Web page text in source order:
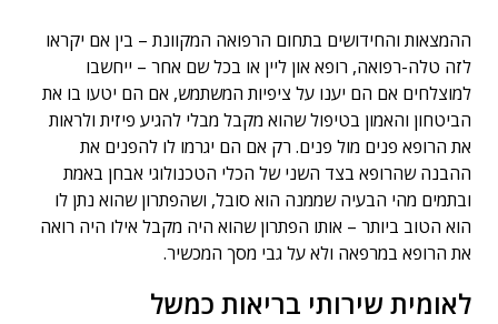
ההמצאות והחידושים בתחום הרפואה המקוונת – בין אם יקראו
לזה טלה-רפואה, רופא און ליין או בכל שם אחר – ייחשבו
למוצלחים אם הם יענו על ציפיות המשתמש, אם הם יטעו בו את
הביטחון והאמון בטיפול שהוא מקבל מבלי להגיע פיזית ולראות
את הרופא פנים מול פנים. רק אם הם יגרמו לו להפנים את
ההבנה שהרופא בצד השני של הכלי הטכנולוגי אבחן באמת
ובתמים מהי הבעיה שממנה הוא סובל, ושהפתרון שהוא נתן לו
הוא הטוב ביותר – אותו הפתרון שהוא היה מקבל אילו היה רואה
את הרופא במרפאה ולא על גבי מסך המכשיר.
לאומית שירותי בריאות כמשל